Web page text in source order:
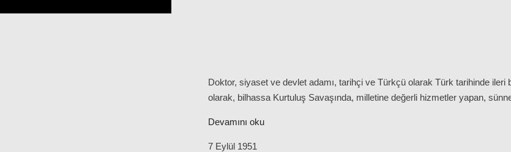
Doktor, siyaset ve devlet adamı, tarihçi ve Türkçü olarak Türk tarihinde
olarak, bilhassa Kurtuluş Savaşında, milletine değerli hizmetler yapan,
Devamını oku
7 Eylül 1951